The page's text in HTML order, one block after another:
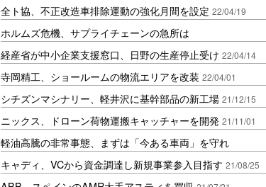
全ト協、不正改造車排除運動の強化月間を設定 22/04/19
ホルムズ危機、サプライチェーンの急所は
経産省が中小企業支援窓口、日野の生産停止受け 22/04/14
寺岡精工、ショールームの物流エリアを改装 22/04/01
シチズンマシナリー、軽井沢に基幹部品の新工場 21/12/15
ニックス、ドローン荷物運搬キャッチャーを開発 21/11/01
軽油高騰の非常事態、まずは「今ある車両」を守れ
キャディ、VCから資金調達し新規事業参入目指す 21/08/25